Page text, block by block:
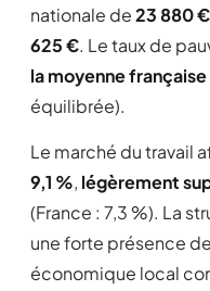
nationale de23 880 €
625 €. Le taux de
la moyenne française
équilibrée).
Le marché du travail
9,1 %, légèrement
(France : 7,3 %). La
une forte présence de
économique local